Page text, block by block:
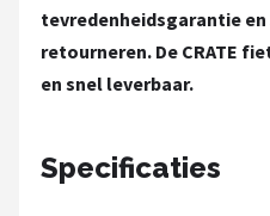
tevredenheidsgarantie
retourneren. De CRATE
en snel leverbaar.
Specificaties